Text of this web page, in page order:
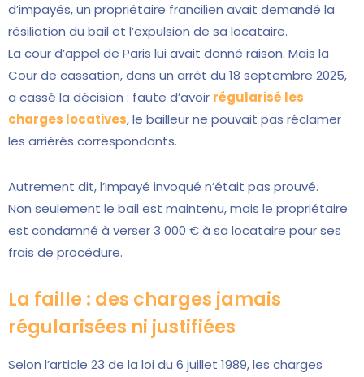
d’impayés, un propriétaire francilien avait demandé la
résiliation du bail et l’expulsion de sa locataire.
La cour d’appel de Paris lui avait donné raison. Mais la
Cour de cassation, dans un arrêt du 18 septembre 2025,
a cassé la décision : faute d’avoir régularisé les
charges locatives, le bailleur ne pouvait pas réclamer
les arriérés correspondants.
Autrement dit, l’impayé invoqué n’était pas prouvé.
Non seulement le bail est maintenu, mais le propriétaire
est condamné à verser 3 000 € à sa locataire pour ses
frais de procédure.
La faille : des charges jamais
régularisées ni justifiées
Selon l’article 23 de la loi du 6 juillet 1989, les charges